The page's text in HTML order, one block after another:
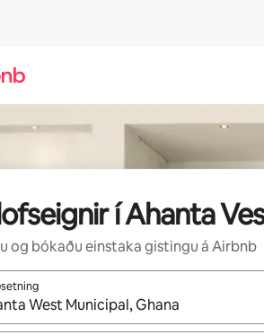
í Ahanta
og bókaðu einstaka gistingu á Airbnb
niðurstöður liggja fyrir skaltu nota upp og